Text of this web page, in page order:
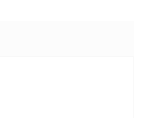
5 z 5 hvězdiček.